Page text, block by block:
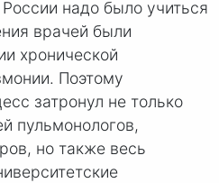
надо было учиться
врачей были
хронической
Поэтому
затронул не только
пульмонологов,
но также весь